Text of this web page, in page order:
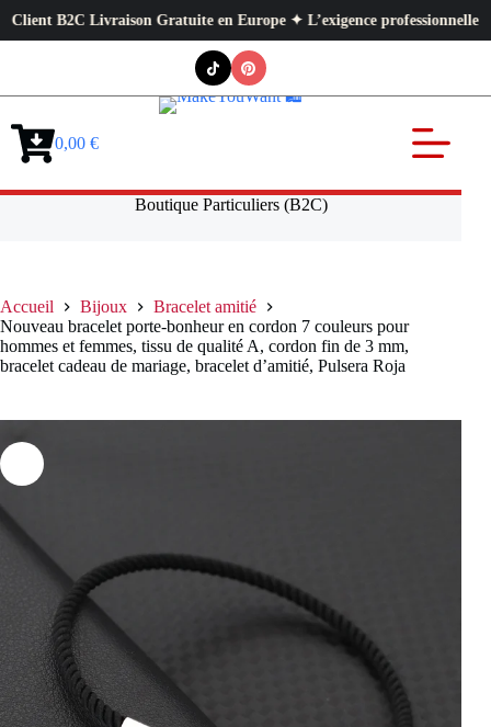
B2C Livraison Gratuite en Europe ✦ L’exigence professionnelle au
Panier0,00 €
Boutique Particuliers (B2C)
Accueil Bijoux
Bracelet amitié
Nouveau bracelet porte-bonheur en cordon 7 couleurs pour
hommes et femmes, tissu de qualité A, cordon fin de 3 mm,
bracelet cadeau de mariage, bracelet d’amitié, Pulsera Roja